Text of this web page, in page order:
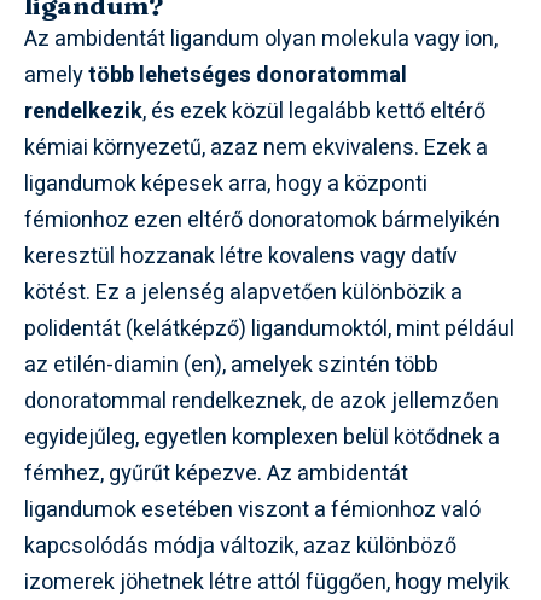
Az ambidentát ligandum olyan molekula vagy ion,
amelytöbb lehetséges donoratommal
rendelkezik, és ezek közül legalább kettő eltérő
kémiai környezetű, azaz nem ekvivalens. Ezek a
ligandumok képesek arra, hogy a központi
fémionhoz ezen eltérő donoratomok bármelyikén
keresztül hozzanak létre kovalens vagy datív
kötést. Ez a jelenség alapvetően különbözik a
polidentát (kelátképző) ligandumoktól, mint például
az etilén-diamin (en), amelyek szintén több
donoratommal rendelkeznek, de azok jellemzően
egyidejűleg, egyetlen komplexen belül kötődnek a
fémhez, gyűrűt képezve. Az ambidentát
ligandumok esetében viszont a fémionhoz való
kapcsolódás módja változik, azaz különböző
izomerek jöhetnek létre attól függően, hogy melyik